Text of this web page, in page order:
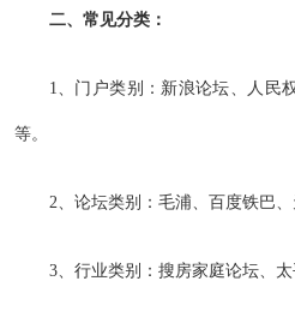
二、常见分类：
1、门户类别：新浪论坛、人民
等。
2、论坛类别：毛浦、百度铁巴、
3、行业类别：搜房家庭论坛、太